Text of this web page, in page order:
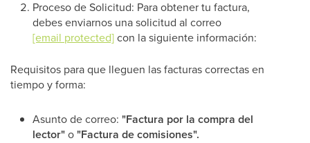
Proceso de Solicitud: Para obtener tu factura,
debes enviarnos una solicitud al correo
[email protected]con la siguiente información:
Requisitos para que lleguen las facturas correctas en
tiempo y forma:
Asunto de correo: "Factura por la compra del
lector"o"Factura de comisiones".